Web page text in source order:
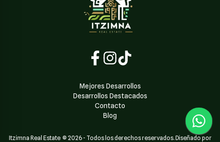
Mejores Desarrollos
Desarrollos Destacados
Contacto
Blog
Itzimna Real Estate© 2026- Todos los derechos reservados. Diseñado por